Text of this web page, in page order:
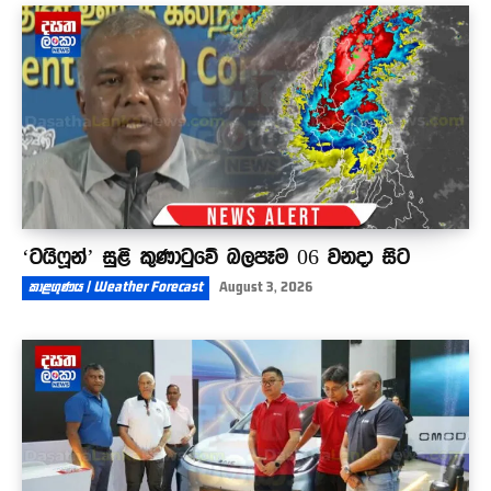
‘ටයිෆූන්’ සුළි කුණාටුවේ බලපෑම 06 වනදා සිට
කාළගුණය | Weather Forecast August 3, 2026